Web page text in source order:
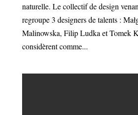
naturelle. Le collectif de design
regroupe 3 designers de talents :
Malinowska, Filip Ludka et Tomek
considèrent comme...